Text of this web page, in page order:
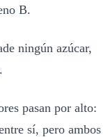
B.
ningún azúcar,
pasan por alto:
sí, pero ambos